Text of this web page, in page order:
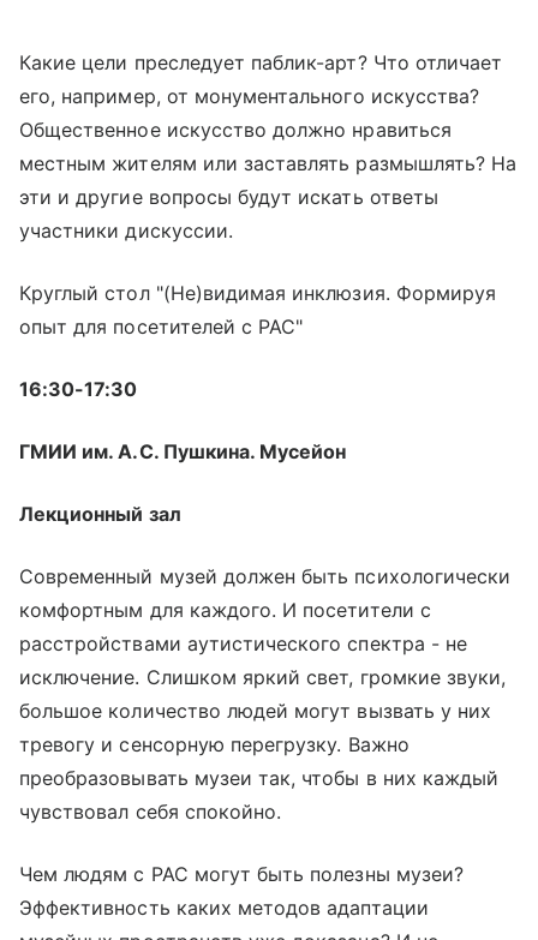
Какие цели преследует паблик-арт? Что отличает
его, например, от монументального искусства?
Общественное искусство должно нравиться
местным жителям или заставлять размышлять? На
эти и другие вопросы будут искать ответы
участники дискуссии.
Круглый стол "(Не)видимая инклюзия. Формируя
опыт для посетителей с РАС"
16:30-17:30
ГМИИ им. А.С. Пушкина. Мусейон
Лекционный зал
Современный музей должен быть психологически
комфортным для каждого. И посетители с
расстройствами аутистического спектра - не
исключение. Слишком яркий свет, громкие звуки,
большое количество людей могут вызвать у них
тревогу и сенсорную перегрузку. Важно
преобразовывать музеи так, чтобы в них каждый
чувствовал себя спокойно.
Чем людям с РАС могут быть полезны музеи?
Эффективность каких методов адаптации